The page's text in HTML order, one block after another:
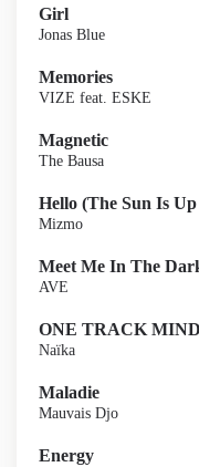
Girl
Jonas Blue
Memories
VIZE feat. ESKE
Magnetic
The Bausa
Hello (The Sun Is
Mizmo
Meet Me In The
AVE
ONE TRACK MIND
Naïka
Maladie
Mauvais Djo
Energy